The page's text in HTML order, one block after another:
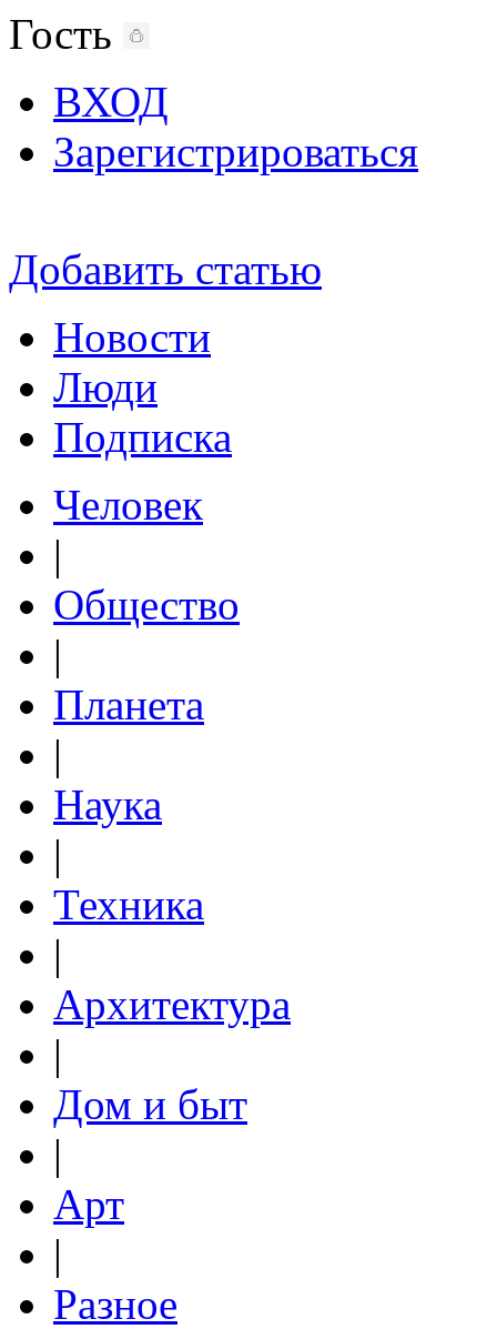
Гость
ВХОД
Зарегистрироваться
Добавить статью
Новости
Люди
Подписка
Человек
|
Общество
|
Планета
|
Наука
|
Техника
|
Архитектура
|
Дом и быт
|
Арт
|
Разное